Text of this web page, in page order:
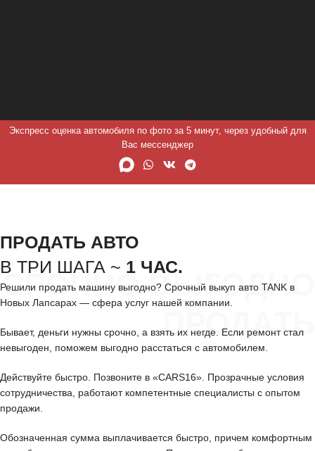
Экспресс оценка автомобиля по фото за 5 минут, через удобный для
Вас мессенджер
СРОЧНО ВЫГОДНО
ПРОДАТЬ
ПРОДАТЬ АВТО
В ТРИ ШАГА ~ 1 ЧАС.
Решили продать машину выгодно? Срочный выкуп авто TANK в
Новых Лапсарах — сфера услуг нашей компании.
Бывает, деньги нужны срочно, а взять их негде. Если ремонт стал
невыгоден, поможем выгодно расстаться с автомобилем.
Действуйте быстро. Позвоните в «CARS16». Прозрачные условия
сотрудничества, работают компетентные специалисты с опытом
продажи.
Обозначенная сумма выплачивается быстро, причем комфортным